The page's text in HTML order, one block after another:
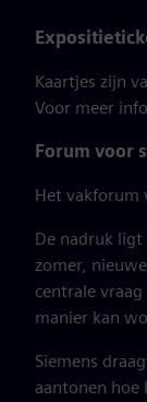
Kaartjes zijn
Voor meer
Forum voor
Het vakforum
De nadruk
zomer,
centrale
manier kan
Siemens
aantonen hoe